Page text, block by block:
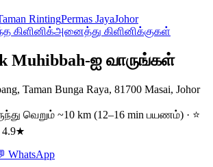
RintingPermas JayaJohor
கிளினிக்அனைத்து கிளினிக்குகள்
ஐ வாருங்கள்
Taman Bunga Raya, 81700 Masai, Johor
வெறும் ~10 km (12–16 min பயணம்) · ⭐
WhatsApp